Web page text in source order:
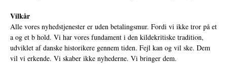
Vilkår
Alle vores nyhedstjenester er uden betalingsmur. Fordi vi ikke tror på et
a og et b hold. Vi har vores fundament i den kildekritiske tradition,
udviklet af danske historikere gennem tiden. Fejl kan og vil ske. Dem
vil vi erkende. Vi skaber ikke nyhederne. Vi bringer dem.